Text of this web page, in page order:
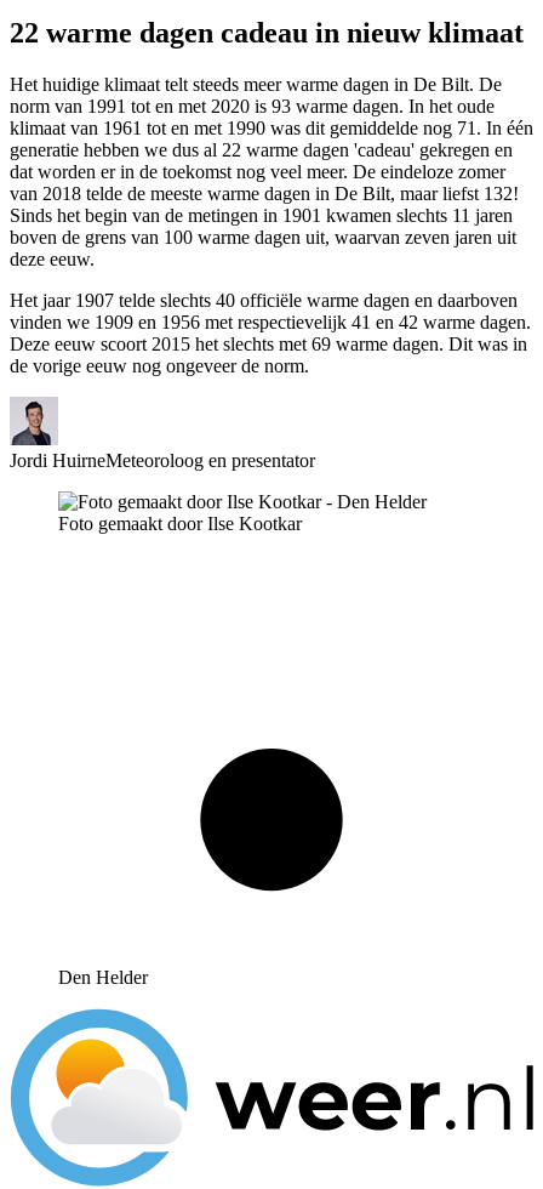
22 warme dagen cadeau in nieuw klimaat
Het huidige klimaat telt steeds meer warme dagen in De Bilt. De
norm van 1991 tot en met 2020 is 93 warme dagen. In het oude
klimaat van 1961 tot en met 1990 was dit gemiddelde nog 71. In één
generatie hebben we dus al 22 warme dagen 'cadeau' gekregen en
dat worden er in de toekomst nog veel meer. De eindeloze zomer
van 2018 telde de meeste warme dagen in De Bilt, maar liefst 132!
Sinds het begin van de metingen in 1901 kwamen slechts 11 jaren
boven de grens van 100 warme dagen uit, waarvan zeven jaren uit
deze eeuw.
Het jaar 1907 telde slechts 40 officiële warme dagen en daarboven
vinden we 1909 en 1956 met respectievelijk 41 en 42 warme dagen.
Deze eeuw scoort 2015 het slechts met 69 warme dagen. Dit was in
de vorige eeuw nog ongeveer de norm.
Jordi HuirneMeteoroloog en presentator
Foto gemaakt door Ilse Kootkar
Den Helder